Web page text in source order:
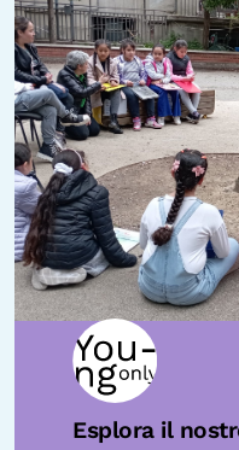
Esplora il